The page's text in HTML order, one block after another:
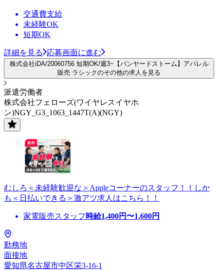
交通費支給
未経験OK
短期OK
詳細を見る 応募画面に進む
株式会社iDA/20060756 短期OK/週3~【バンヤードストーム】アパレル
販売 ラシックのその他の求人を見る
派遣労働者
株式会社フェローズ(ワイヤレスイヤホ
ン)NGY_G3_1063_1447T(A)(NGY)
むしろ＜未経験歓迎な＞Appleコーナーのスタッフ！！しか
も＜日払いできる＞激アツ求人はこちら！！
家電販売スタッフ 時給1,400円〜1,600円
勤務地
面接地
愛知県名古屋市中区栄3-16-1